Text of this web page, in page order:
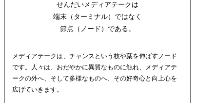
せんだいメディアテークは
端末（ターミナル）ではなく
節点（ノード）である。
メディアテークは、チャンスという枝や葉を伸ばすノード
です。人々は、おだやかに異質なものに触れ、メディアテ
ークの外へ、そして多様なものへ、その好奇心と向上心を
広げていきます。